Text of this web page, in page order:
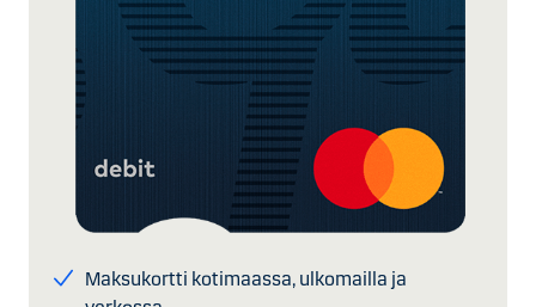
Maksukortti kotimaassa, ulkomailla ja